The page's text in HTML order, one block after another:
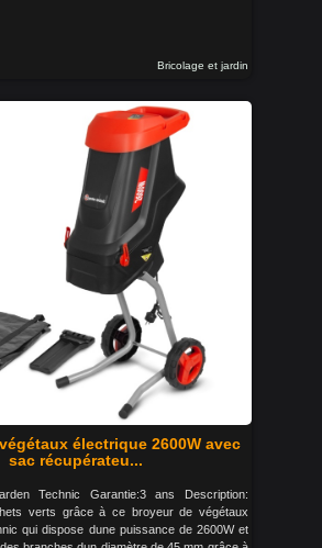
Bricolage et jardin
électrique 2600W avec
sac récupérateu...
Technic Garantie:3 ans Description:
verts grâce à ce broyeur de végétaux
qui dispose dune puissance de 2600W et